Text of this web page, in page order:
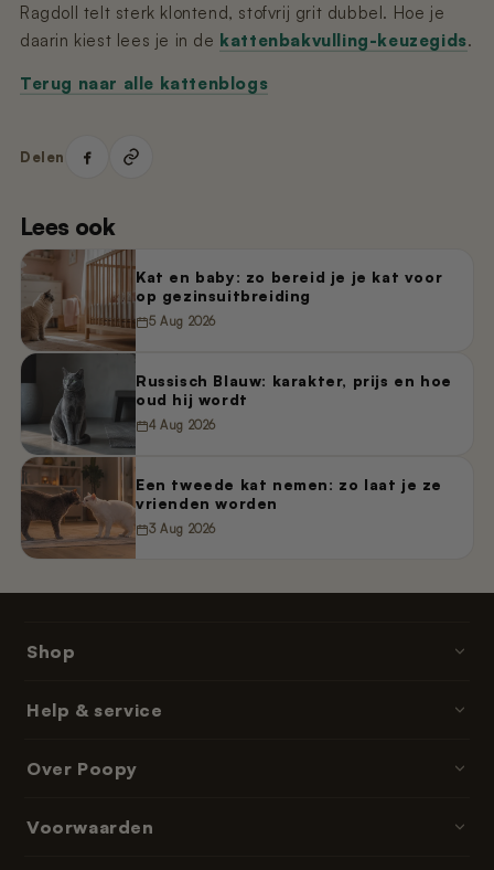
Ragdoll telt sterk klontend, stofvrij grit dubbel. Hoe je
daarin kiest lees je in de kattenbakvulling-keuzegids.
Terug naar alle kattenblogs
Delen
Lees ook
Kat en baby: zo bereid je je kat voor
op gezinsuitbreiding
5 Aug 2026
Russisch Blauw: karakter, prijs en hoe
oud hij wordt
4 Aug 2026
Een tweede kat nemen: zo laat je ze
vrienden worden
3 Aug 2026
Shop
Accessoires
Help & service
Bezorgtijden
Over Poopy
Voorwaarden